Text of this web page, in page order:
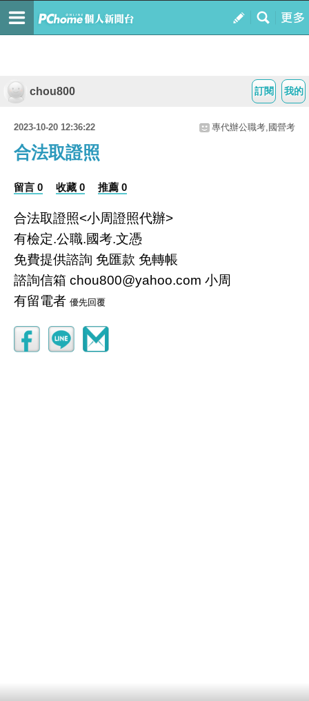
我的
訂閱
chou800
2023-10-20 12:36:22 專代辦公職考,國營考
合法取證照
留言 0 收藏 0 推薦 0
合法取證照<小周證照代辦>
有檢定.公職.國考.文憑
免費提供諮詢 免匯款 免轉帳
諮詢信箱 chou800@yahoo.com 小周
有留電者 優先回覆